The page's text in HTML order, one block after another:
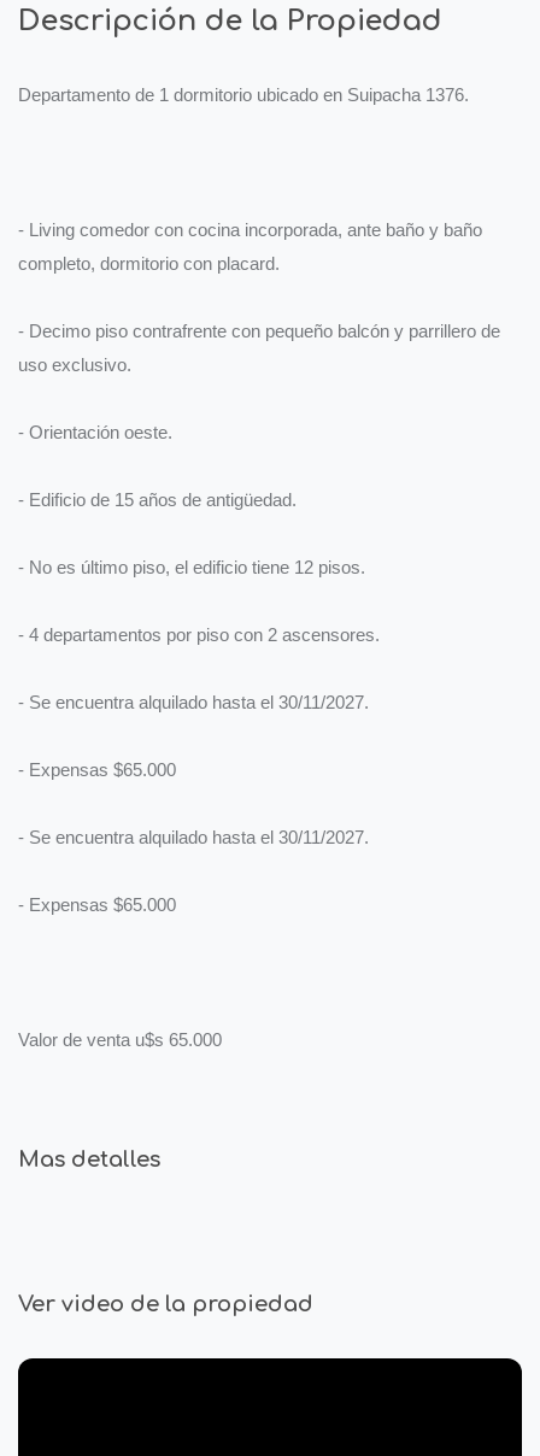
Descripción de la Propiedad
Departamento de 1 dormitorio ubicado en Suipacha 1376.
- Living comedor con cocina incorporada, ante baño y baño
completo, dormitorio con placard.
- Decimo piso contrafrente con pequeño balcón y parrillero de
uso exclusivo.
- Orientación oeste.
- Edificio de 15 años de antigüedad.
- No es último piso, el edificio tiene 12 pisos.
- 4 departamentos por piso con 2 ascensores.
- Se encuentra alquilado hasta el 30/11/2027.
- Expensas $65.000
- Se encuentra alquilado hasta el 30/11/2027.
- Expensas $65.000
Valor de venta u$s 65.000
Mas detalles
Ver video de la propiedad